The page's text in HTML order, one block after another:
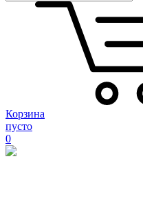
Корзина
пусто
0